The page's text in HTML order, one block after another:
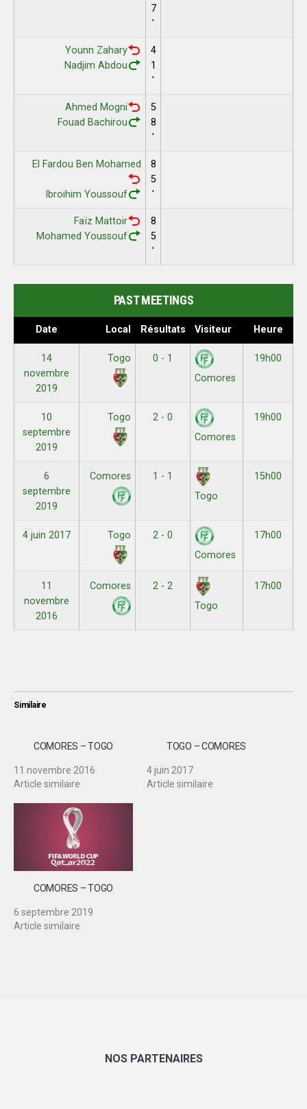
7
'
Younn Zahary
Nadjim Abdou
4
1
'
Ahmed Mogni
Fouad Bachirou
5
8
'
El Fardou Ben Mohamed
Ibroihim Youssouf
8
5
'
Faïz Mattoir
Mohamed Youssouf
8
5
'
PAST MEETINGS
Date Local Résultats Visiteur Heure
14
novembre
2019
Togo
0 - 1
Comores
19h00
10
septembre
2019
Togo
2 - 0
Comores
19h00
6
septembre
2019
Comores
1 - 1
Togo
15h00
4 juin 2017 Togo
2 - 0
Comores
17h00
11
novembre
2016
Comores
2 - 2
Togo
17h00
Similaire
COMORES – TOGO
11 novembre 2016
Article similaire
TOGO – COMORES
4 juin 2017
Article similaire
COMORES – TOGO
6 septembre 2019
Article similaire
NOS PARTENAIRES